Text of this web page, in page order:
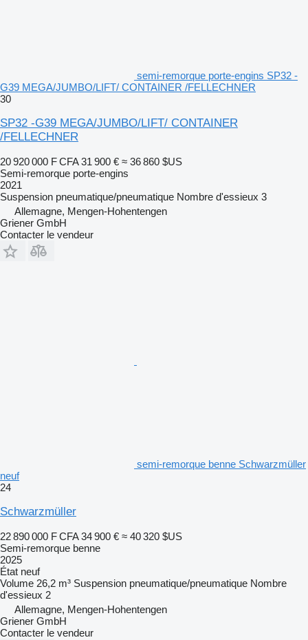
semi-remorque porte-engins SP32 -
G39 MEGA/JUMBO/LIFT/ CONTAINER /FELLECHNER
30
SP32 -G39 MEGA/JUMBO/LIFT/ CONTAINER
/FELLECHNER
20 920 000 F CFA 31 900 € ≈ 36 860 $US
Semi-remorque porte-engins
2021
Suspension pneumatique/pneumatique Nombre d'essieux 3
Allemagne, Mengen-Hohentengen
Griener GmbH
Contacter le vendeur
semi-remorque benne Schwarzmüller
neuf
24
Schwarzmüller
22 890 000 F CFA 34 900 € ≈ 40 320 $US
Semi-remorque benne
2025
État neuf
Volume 26,2 m³ Suspension pneumatique/pneumatique Nombre
d'essieux 2
Allemagne, Mengen-Hohentengen
Griener GmbH
Contacter le vendeur